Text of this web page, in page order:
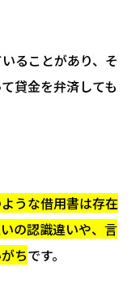
ることがあり、そ
貸金を弁済しても
うな借用書は存在
の認識違いや、言
ちです。